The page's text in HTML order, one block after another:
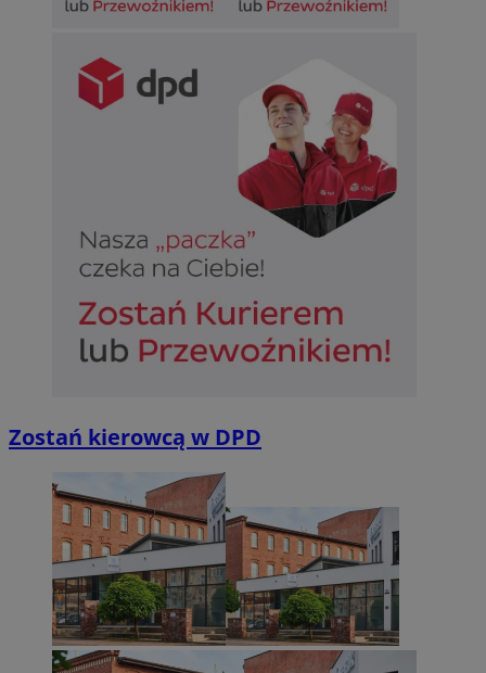
Zostań kierowcą w DPD